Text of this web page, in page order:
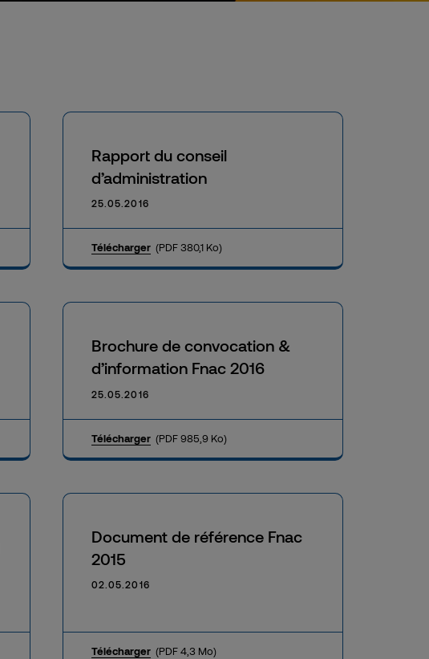
Rapport du conseil
d’administration
25.05.2016
Télécharger (PDF 380,1 Ko)
Brochure de convocation &
d’information Fnac 2016
25.05.2016
Télécharger (PDF 985,9 Ko)
Document de référence Fnac
2015
02.05.2016
Télécharger (PDF 4,3 Mo)